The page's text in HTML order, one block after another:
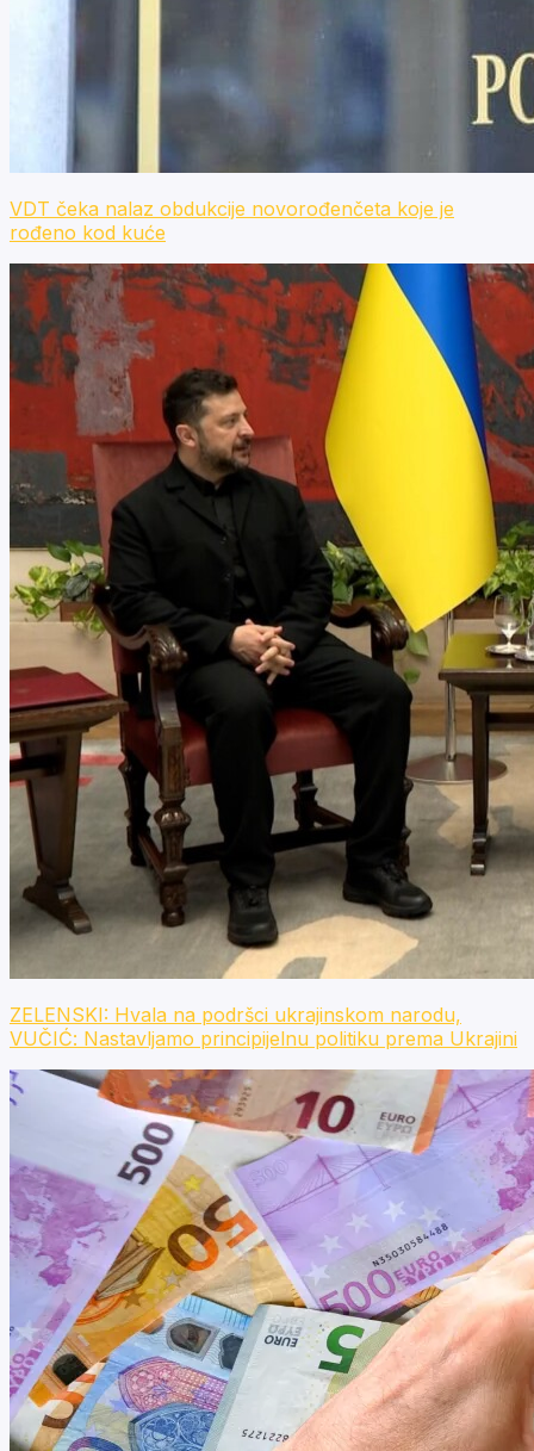
VDT čeka nalaz obdukcije novorođenčeta koje je
rođeno kod kuće
ZELENSKI: Hvala na podršci ukrajinskom narodu,
VUČIĆ: Nastavljamo principijelnu politiku prema Ukrajini